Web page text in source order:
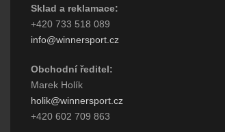
Sklad a reklamace:
+420 733 518 089
info@winnersport.cz
Obchodní ředitel:
Marek Holík
holik@winnersport.cz
+420 602 709 863